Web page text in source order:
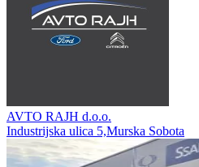
AVTO RAJH d.o.o.
Industrijska ulica 5,Murska Sobota